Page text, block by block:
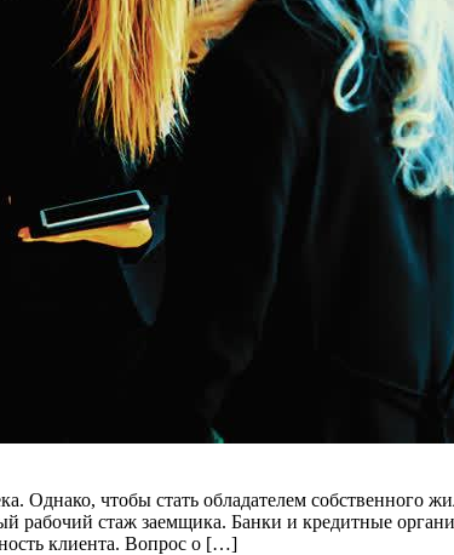
Однако, чтобы стать обладателем собственного
рабочий стаж заемщика. Банки и кредитные
клиента. Вопрос о […]